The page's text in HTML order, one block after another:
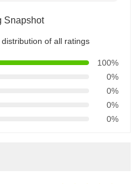
Snapshot
of all ratings
100%
0%
0%
0%
0%